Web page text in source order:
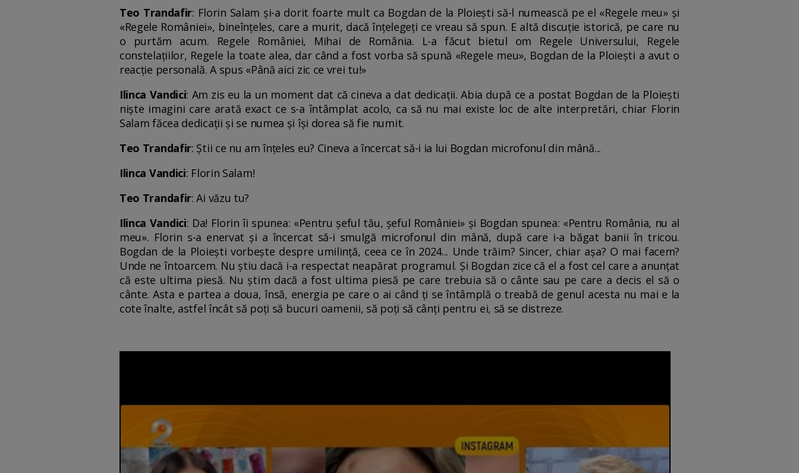
Teo Trandafir: Florin Salam și-a dorit foarte mult ca Bogdan de la Ploiești să-l numească pe el «Regele meu» și
«Regele României», bineînțeles, care a murit, dacă înțelegeți ce vreau să spun. E altă discuție istorică, pe care nu
o purtăm acum. Regele României, Mihai de România. L-a făcut bietul om Regele Universului, Regele
constelațiilor, Regele la toate alea, dar când a fost vorba să spună «Regele meu», Bogdan de la Ploiești a avut o
reacție personală. A spus «Până aici zic ce vrei tu!»
Ilinca Vandici: Am zis eu la un moment dat că cineva a dat dedicații. Abia după ce a postat Bogdan de la Ploiești
niște imagini care arată exact ce s-a întâmplat acolo, ca să nu mai existe loc de alte interpretări, chiar Florin
Salam făcea dedicații și se numea și își dorea să fie numit.
Teo Trandafir: Știi ce nu am înțeles eu? Cineva a încercat să-i ia lui Bogdan microfonul din mână...
Ilinca Vandici: Florin Salam!
Teo Trandafir: Ai văzu tu?
Ilinca Vandici: Da! Florin îi spunea: «Pentru șeful tău, șeful României» și Bogdan spunea: «Pentru România, nu al
meu». Florin s-a enervat și a încercat să-i smulgă microfonul din mână, după care i-a băgat banii în tricou.
Bogdan de la Ploiești vorbește despre umilință, ceea ce în 2024... Unde trăim? Sincer, chiar așa? O mai facem?
Unde ne întoarcem. Nu știu dacă i-a respectat neapărat programul. Și Bogdan zice că el a fost cel care a anunțat
că este ultima piesă. Nu știm dacă a fost ultima piesă pe care trebuia să o cânte sau pe care a decis el să o
cânte. Asta e partea a doua, însă, energia pe care o ai când ți se întâmplă o treabă de genul acesta nu mai e la
cote înalte, astfel încât să poți să bucuri oamenii, să poți să cânți pentru ei, să se distreze.